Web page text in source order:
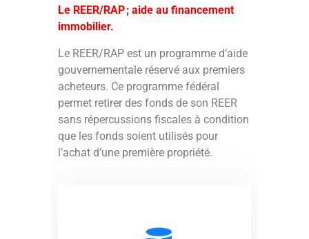
Le REER/RAP ; aide au financement
immobilier.
Le REER/RAP est un programme d’aide
gouvernementale réservé aux premiers
acheteurs. Ce programme fédéral
permet retirer des fonds de son REER
sans répercussions fiscales à condition
que les fonds soient utilisés pour
l’achat d’une première propriété.